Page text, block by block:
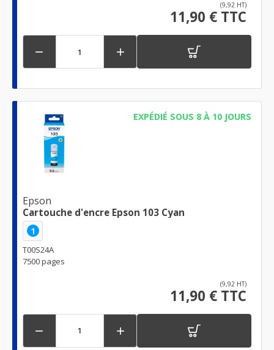
(9,92 HT)
11,90 € TTC
 
EXPÉDIÉ SOUS 8 À 10 JOURS
Epson
Cartouche d'encre Epson 103 Cyan
1
T00S24A
7500 pages
(9,92 HT)
11,90 € TTC
 